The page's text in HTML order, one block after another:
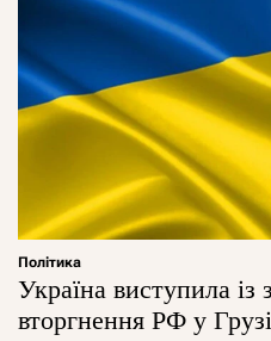
Політика
Україна виступила із
вторгнення РФ у